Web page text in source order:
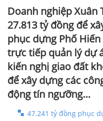
Doanh nghiệp Xuân
27.813 tỷ đồng để
phục dựng Phố
trực tiếp quản lý dự
kiến nghị giao đất
để xây dựng các
động tín ngưỡng…
47.241 tỷ đồng phục